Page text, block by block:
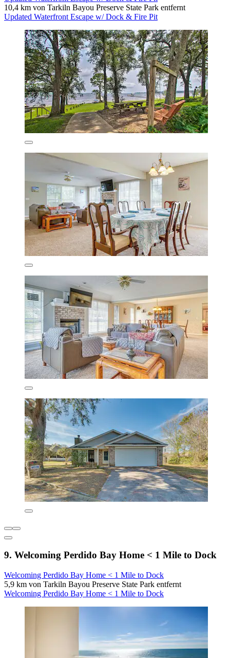
10,4 km von Tarkiln Bayou Preserve State Park entfernt
Updated Waterfront Escape w/ Dock & Fire Pit
9. Welcoming Perdido Bay Home < 1 Mile to Dock
Welcoming Perdido Bay Home < 1 Mile to Dock
5,9 km von Tarkiln Bayou Preserve State Park entfernt
Welcoming Perdido Bay Home < 1 Mile to Dock